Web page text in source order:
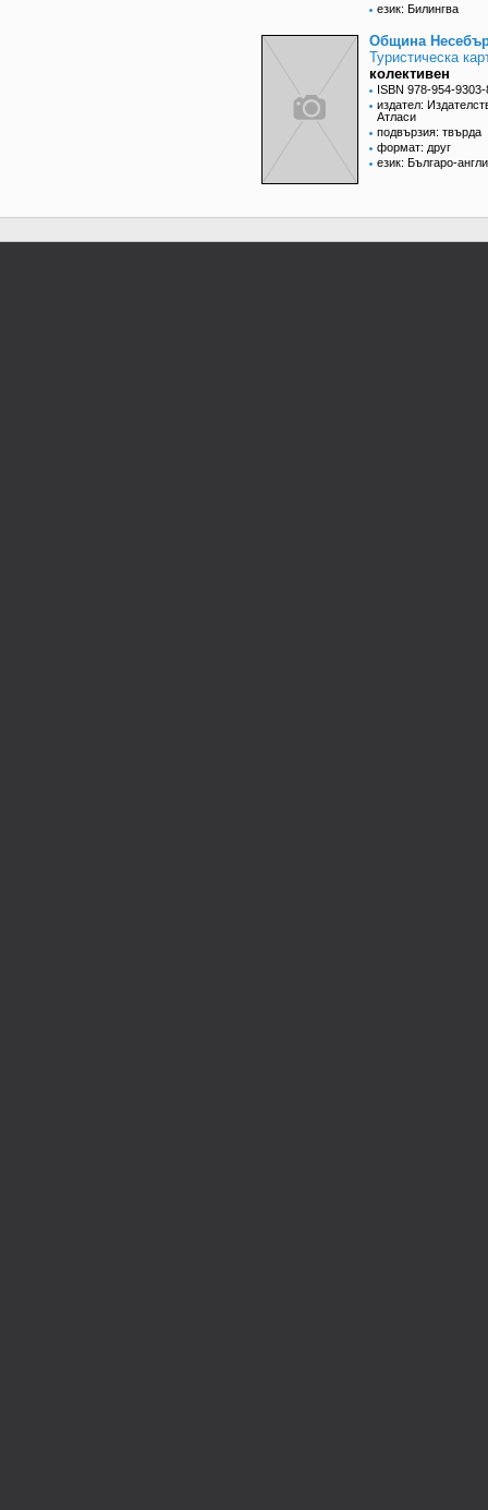
език: Билингва
Община
Туристическа
колективен
ISBN 978-954-
издател:
Атласи
подвързия: твърда
формат: друг
език: Българо-